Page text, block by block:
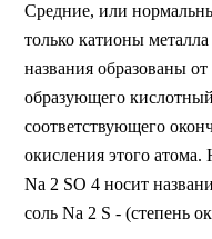
Средние, или
только катионы
названия образованы
образующего
соответствующего
окисления этого
Na 2 SО 4 носит
соль Na 2 S - (степень